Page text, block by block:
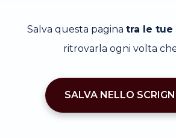
Salva questa pagina tra le
ritrovarla ogni volta
SALVA NELLO